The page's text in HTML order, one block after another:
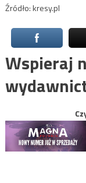
Źródło: kresy.pl
Wspieraj